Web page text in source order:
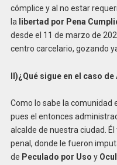
cómplice y al no estar
la libertad por Pena
desde el 11 de marzo de
centro carcelario, gozando
II)¿Qué sigue en el caso
Como lo sabe la comunidad
pues el entonces
alcalde de nuestra ciudad.
penal, donde le fueron
de Peculado por Uso y